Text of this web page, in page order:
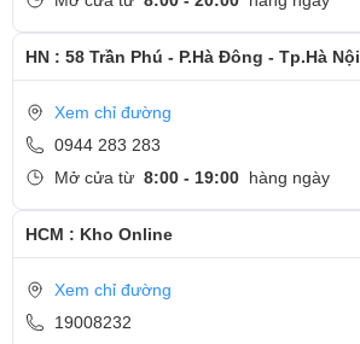
HN : 58 Trần Phú - P.Hà Đông - Tp.Hà Nội
Xem chỉ đường
0944 283 283
Mở cửa từ 8:00 - 19:00 hàng ngày
HCM : Kho Online
Xem chỉ đường
19008232